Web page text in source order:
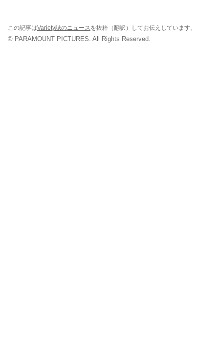
この記事はVariety誌のニュース を抜粋（翻訳）してお伝えしています。
© PARAMOUNT PICTURES. All Rights Reserved.